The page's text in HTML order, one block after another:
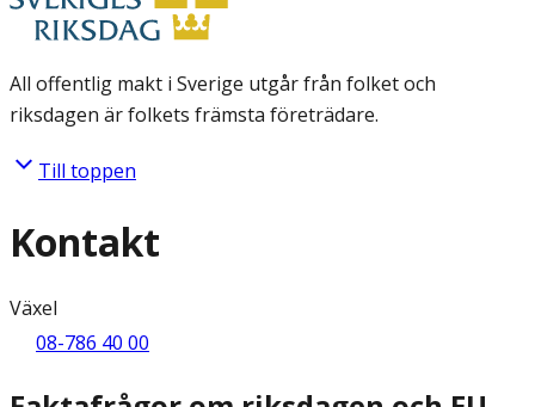
All offentlig makt i Sverige utgår från folket och
riksdagen är folkets främsta företrädare.
Till toppen
Kontakt
Växel
08-786 40 00